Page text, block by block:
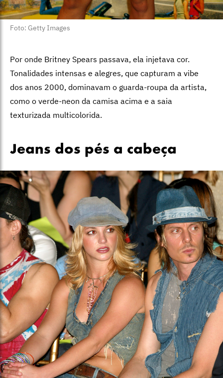
Foto: Getty Images
Por onde Britney Spears passava, ela injetava cor.
Tonalidades intensas e alegres, que capturam a vibe
dos anos 2000, dominavam o guarda-roupa da artista,
como o verde-neon da camisa acima e a saia
texturizada multicolorida.
Jeans dos pés a cabeça